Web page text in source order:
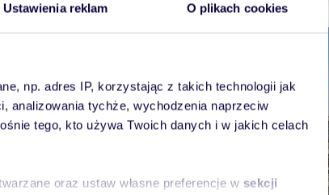
Ustawienia reklam O plikach cookies
np. adres IP, korzystając z takich technologii jak
analizowania tychże, wychodzenia naprzeciw
tego, kto używa Twoich danych i w jakich celach
oraz ustaw własne preferencje w sekcji